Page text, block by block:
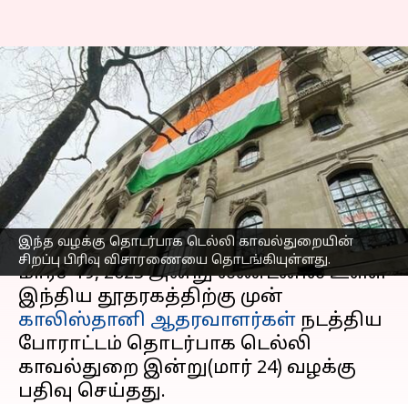
இந்த வழக்கு தொடர்பாக டெல்லி காவல்துறையின்
சிறப்பு பிரிவு விசாரணையை தொடங்கியுள்ளது.
லண்டனில் உள்ள இந்திய
தூதரக பிரச்சனை:
டெல்லி காவல்துறை
வழக்கு பதிவு
எழுதியவர் Sindhuja SM Mar 24, 2023 06:01 pm
செய்தி முன்னோட்டம்
மார்ச் 19, 2023 அன்று லண்டனில் உள்ள
இந்திய தூதரகத்திற்கு முன்
காலிஸ்தானி ஆதரவாளர்கள் நடத்திய
போராட்டம் தொடர்பாக டெல்லி
காவல்துறை இன்று(மார் 24) வழக்கு
பதிவு செய்தது.